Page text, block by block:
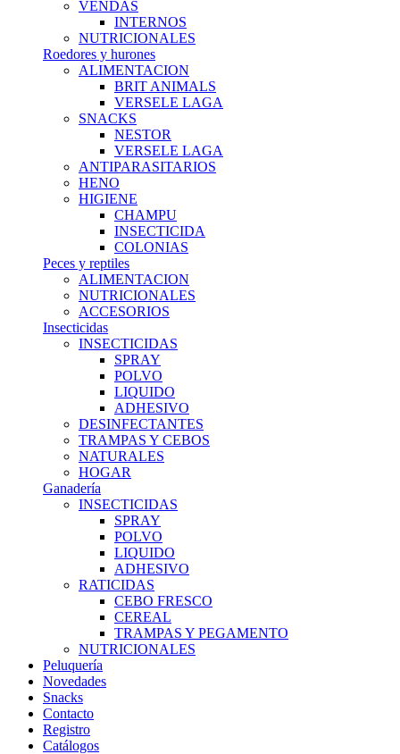
VENDAS
INTERNOS
NUTRICIONALES
Roedores y hurones
ALIMENTACION
BRIT ANIMALS
VERSELE LAGA
SNACKS
NESTOR
VERSELE LAGA
ANTIPARASITARIOS
HENO
HIGIENE
CHAMPU
INSECTICIDA
COLONIAS
Peces y reptiles
ALIMENTACION
NUTRICIONALES
ACCESORIOS
Insecticidas
INSECTICIDAS
SPRAY
POLVO
LIQUIDO
ADHESIVO
DESINFECTANTES
TRAMPAS Y CEBOS
NATURALES
HOGAR
Ganadería
INSECTICIDAS
SPRAY
POLVO
LIQUIDO
ADHESIVO
RATICIDAS
CEBO FRESCO
CEREAL
TRAMPAS Y PEGAMENTO
NUTRICIONALES
Peluquería
Novedades
Snacks
Contacto
Registro
Catálogos